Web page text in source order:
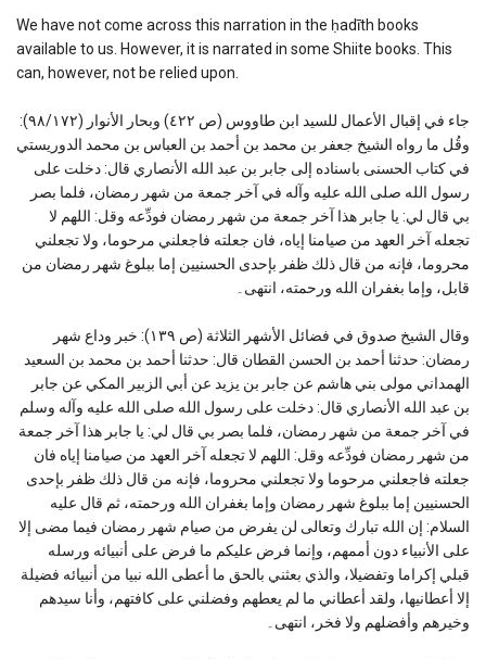
We have not come across this narration in the ḥadīth books
available to us. However, it is narrated in some Shiite books. This
can, however, not be relied upon.
جاء في إقبال الأعمال للسيد ابن طاووس (ص ٤٢٢) وبحار الأنوار (٩٨/١٧٢):
وقُل ما رواه الشيخ جعفر بن محمد بن أحمد بن العباس بن محمد الدوريستي
في كتاب الحسنى باسناده إلى جابر بن عبد الله الأنصاري قال: دخلت على
رسول الله صلى الله عليه وآله في آخر جمعة من شهر رمضان، فلما بصر
بي قال لي: يا جابر هذا آخر جمعة من شهر رمضان فودِّعه وقل: اللهم لا
تجعله آخر العهد من صيامنا إياه، فان جعلته فاجعلني مرحوما، ولا تجعلني
محروما، فإنه من قال ذلك ظفر بإحدى الحسنيين إما ببلوغ شهر رمضان من
قابل، وإما بغفران الله ورحمته، انتهى۔
وقال الشيخ صدوق في فضائل الأشهر الثلاثة (ص ١٣٩): خبر وداع شهر
رمضان: حدثنا أحمد بن الحسن القطان قال: حدثنا أحمد بن محمد بن السعيد
الهمداني مولى بني هاشم عن جابر بن يزيد عن أبي الزبير المكي عن جابر
بن عبد الله الأنصاري قال: دخلت على رسول الله صلى الله عليه وآله وسلم
في آخر جمعة من شهر رمضان، فلما بصر بي قال لي: يا جابر هذا آخر جمعة
من شهر رمضان فودِّعه وقل: اللهم لا تجعله آخر العهد من صيامنا إياه فان
جعلته فاجعلني مرحوما ولا تجعلني محروما، فإنه من قال ذلك ظفر بإحدى
الحسنيين إما ببلوغ شهر رمضان وإما بغفران الله ورحمته، ثم قال عليه
السلام: إن الله تبارك وتعالى لن يفرض من صيام شهر رمضان فيما مضى إلا
على الأنبياء دون أممهم، وإنما فرض عليكم ما فرض على أنبيائه ورسله
قبلي إكراما وتفضيلا، والذي بعثني بالحق ما أعطى الله نبيا من أنبيائه فضيلة
إلا أعطانيها، ولقد أعطاني ما لم يعطهم وفضلني على كافتهم، وأنا سيدهم
وخيرهم وأفضلهم ولا فخر، انتهى۔